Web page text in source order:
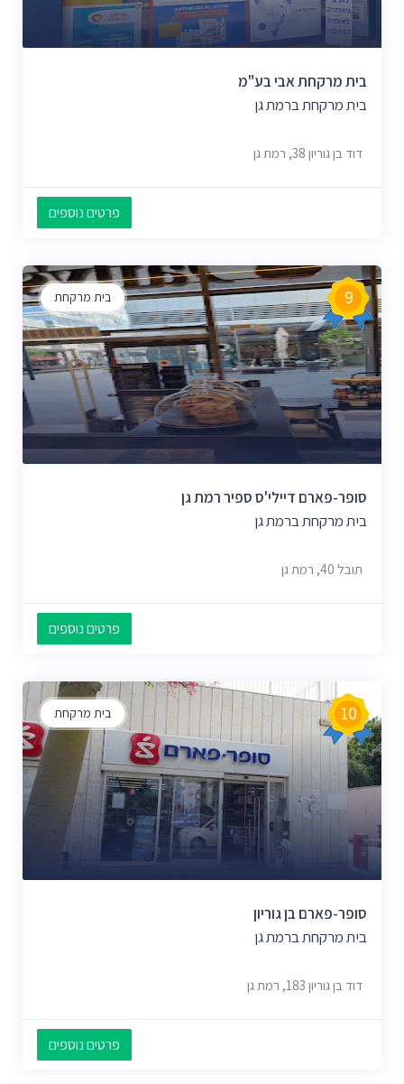
בית מרקחת אבי בע"מ
בית מרקחת ברמת גן
דוד בן גוריון 38, רמת גן
פרטים נוספים
בית מרקחת 9
סופר-פארם דיילי'ס ספיר רמת גן
בית מרקחת ברמת גן
תובל 40, רמת גן
פרטים נוספים
בית מרקחת 10
סופר-פארם בן גוריון
בית מרקחת ברמת גן
דוד בן גוריון 183, רמת גן
פרטים נוספים